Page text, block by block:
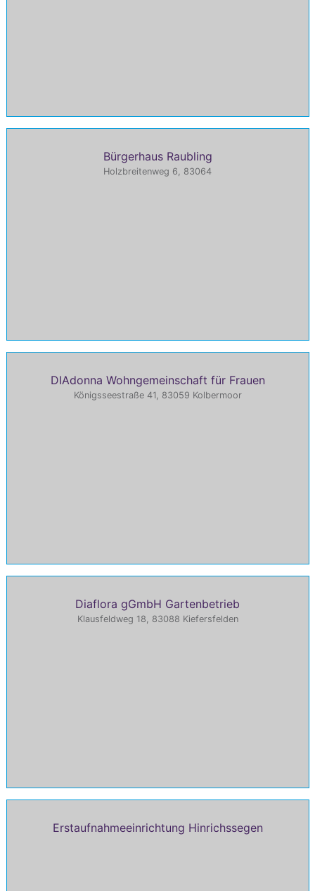
Bürgerhaus Raubling
Holzbreitenweg 6, 83064
DIAdonna Wohngemeinschaft für Frauen
Königsseestraße 41, 83059 Kolbermoor
Diaflora gGmbH Gartenbetrieb
Klausfeldweg 18, 83088 Kiefersfelden
Erstaufnahmeeinrichtung Hinrichssegen